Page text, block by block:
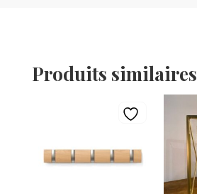
Produits similaires